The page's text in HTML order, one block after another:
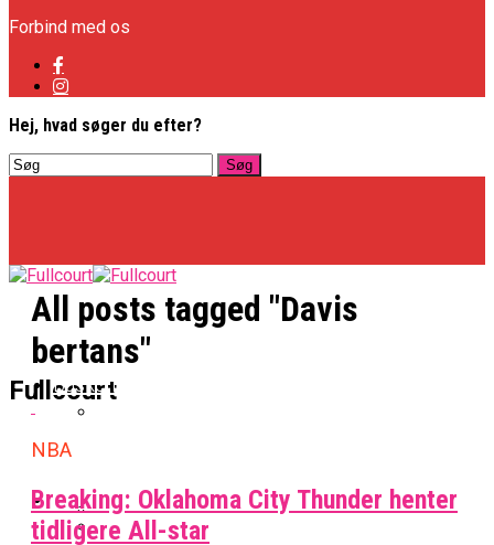
Forbind med os
Hej, hvad søger du efter?
Fullcourt
Basketligaen
NBA
All posts tagged "Davis
bertans"
NBA
Breaking: Oklahoma City Thunder henter
tidligere All-star